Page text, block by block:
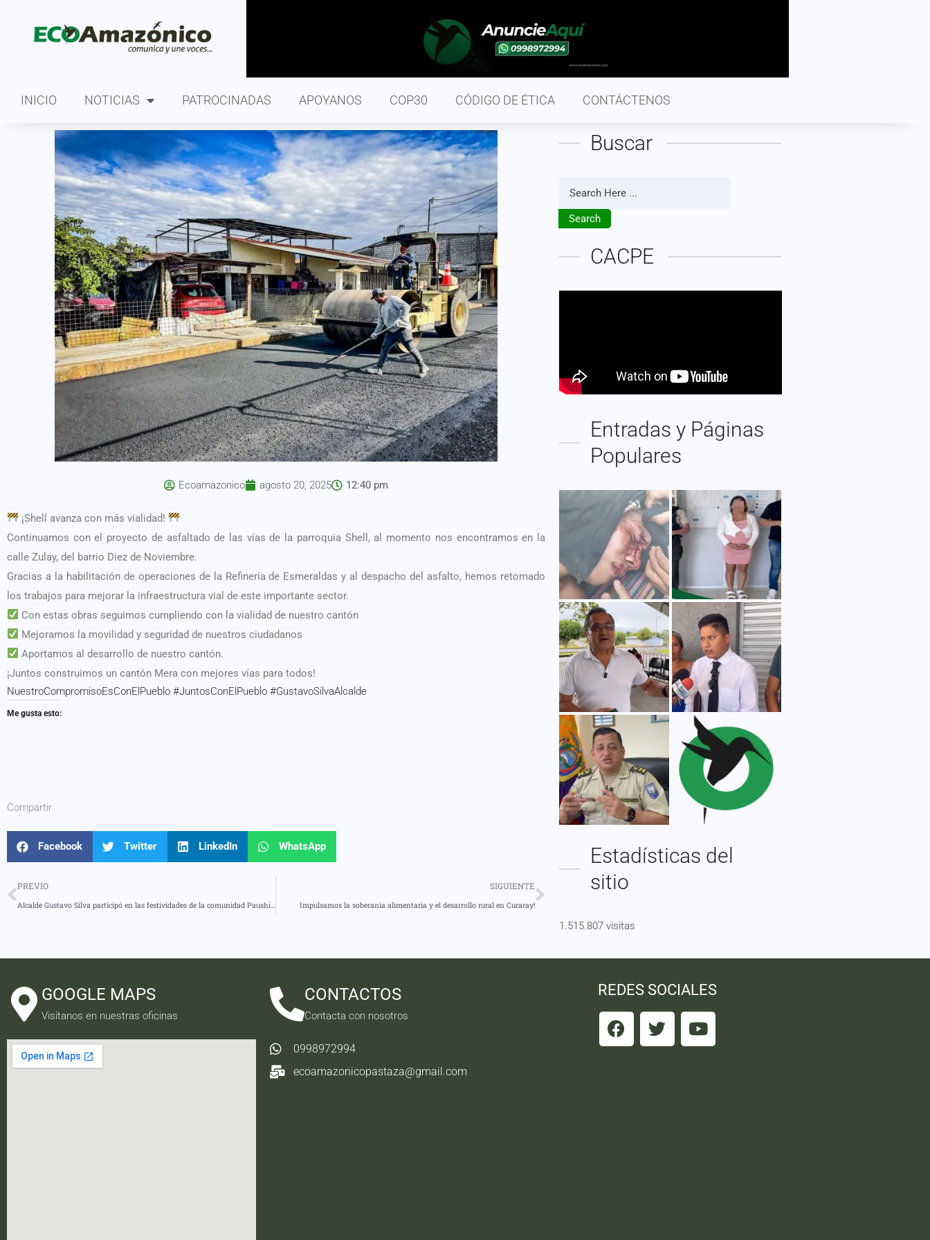
INICIO NOTICIAS PATROCINADAS APOYANOS COP30 CÓDIGO DE ÉTICA CONTÁCTENOS
Ecoamazonico agosto 20, 2025 12:40 pm
¡Shell avanza con más vialidad!
Continuamos con el proyecto de asfaltado de las vías de la parroquia Shell, al momento nos encontramos en la
calle Zulay, del barrio Diez de Noviembre.
Gracias a la habilitación de operaciones de la Refinería de Esmeraldas y al despacho del asfalto, hemos retomado
los trabajos para mejorar la infraestructura vial de este importante sector.
Con estas obras seguimos cumpliendo con la vialidad de nuestro cantón
Mejoramos la movilidad y seguridad de nuestros ciudadanos
Aportamos al desarrollo de nuestro cantón.
¡Juntos construimos un cantón Mera con mejores vías para todos!
NuestroCompromisoEsConElPueblo #JuntosConElPueblo #GustavoSilvaAlcalde
Me gusta esto:
Compartir
Facebook Twitter LinkedIn WhatsApp
PREVIO
Alcalde Gustavo Silva participó en las festividades de la comunidad Paushiyaku
SIGUIENTE
Impulsamos la soberanía alimentaria y el desarrollo rural en Curaray!
Buscar
Search
CACPE
Entradas y Páginas
Populares
Estadísticas del
sitio
1.515.807 visitas
GOOGLE MAPS
Visítanos en nuestras oficinas
CONTACTOS
Contacta con nosotros
0998972994
ecoamazonicopastaza@gmail.com
REDES SOCIALES